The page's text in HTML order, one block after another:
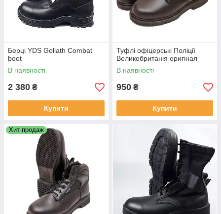
Берці YDS Goliath Combat
boot
В наявності
2 380 ₴
Купити
Туфлі офіцерські Поліції
Великобританія оригінал
В наявності
950 ₴
Купити
Хит продаж